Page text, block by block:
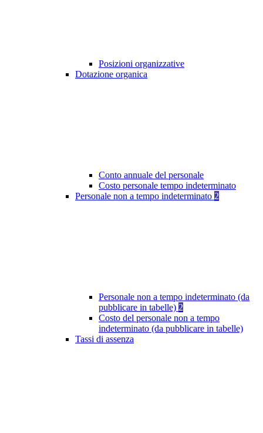
Posizioni organizzative
Dotazione organica
Conto annuale del personale
Costo personale tempo indeterminato
Personale non a tempo indeterminato 2
Personale non a tempo indeterminato (da
pubblicare in tabelle) 2
Costo del personale non a tempo
indeterminato (da pubblicare in tabelle)
Tassi di assenza